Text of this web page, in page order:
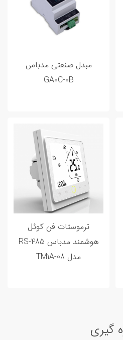
مبدل صنعتی مدباس
GA0C-0B
ترموستات فن کوئل
هوشمند مدباس RS-485
مدل TM1A-08
گیری